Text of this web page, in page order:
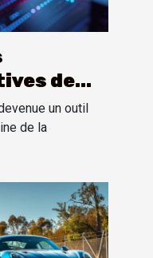
de
un outil
de la